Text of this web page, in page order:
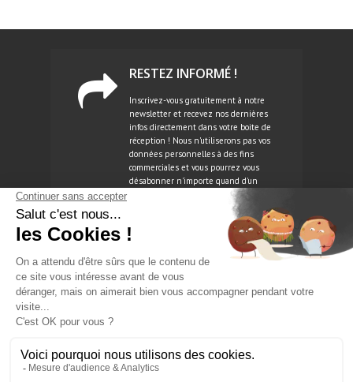
RESTEZ INFORMÉ !
Inscrivez-vous gratuitement à notre
newsletter et recevez nos dernières
infos directement dans votre boite de
réception ! Nous n'utiliserons pas vos
données personnelles à des fins
commerciales et vous pourrez vous
désabonner n'importe quand d'un
NEWSLETTER